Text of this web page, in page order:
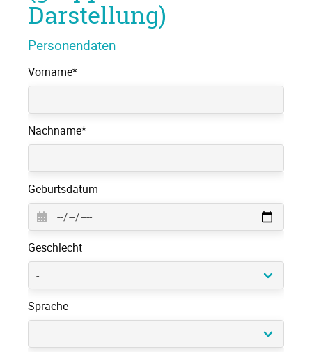
Darstellung)
Personendaten
Pflichtfeld
Vorname*
Pflichtfeld
Nachname*
Geburtsdatum
Geschlecht
Sprache